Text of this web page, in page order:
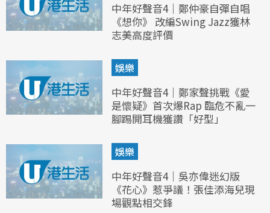
中年好聲音4｜鄭仲豪自彈自唱
《想你》 改編Swing Jazz獲林
志美高度評價
娛樂
中年好聲音4｜鄭家聲挑戰《愛
是懷疑》首次爆Rap 臨危不亂一
腳踢開耳機獲讚「好型」
娛樂
中年好聲音4｜吳亦偉迷幻版
《花心》惹爭議！張佳添海兒現
場觀點相交鋒